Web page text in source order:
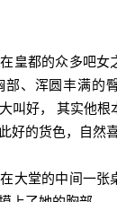
都的众多吧女
、浑圆丰满的
叫好， 其实他根
好的货色，自然喜
堂的中间一张